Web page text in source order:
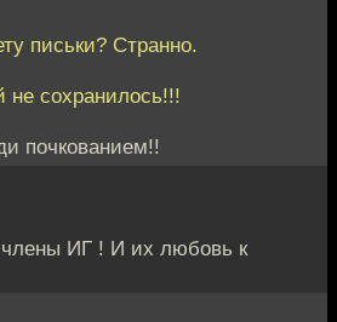
письки? Странно.
не сохранилось!!!
почкованием!!
члены ИГ ! И их любовь к